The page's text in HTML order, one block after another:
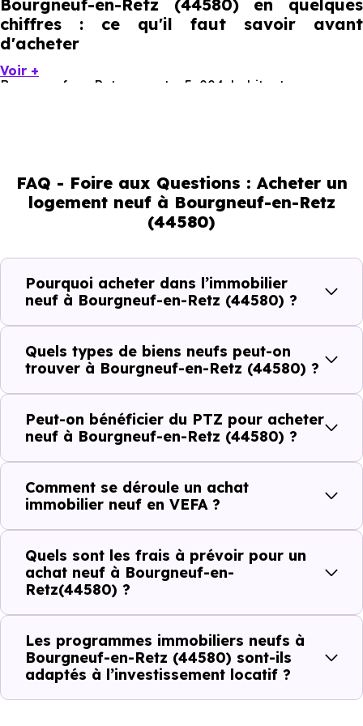
Bourgneuf-en-Retz (44580) en quelques
chiffres : ce qu'il faut savoir avant
d'acheter
Bourgneuf-en-Retz compte 5 004 habitants, avec une
37.85 % d'adultes (dont 70.8 % d'actifs), 30.82 % de
seniors, 13.29 % de jeunes et 18.05 % d'enfants. Un profil
démographique qui renseigne directement sur la
demande locative locale et les typologies de biens les
plus recherchées.
Côté cadre de vie, Bourgneuf-en-Retz (44580) dispose
de 8 commerces, 3 professions médicales et 5
établissements scolaires. Des équipements du quotidien
qui constituent autant d'arguments concrets pour habiter
ou investir dans la commune.
Combien coûte un logement à Bourgneuf-
en-Retz (44580) ?
C'est souvent la première question. Voici les repères de
prix à connaître pour un achat immobilier à Bourgneuf-
en-Retz (44580) :
Prix
minimum
Prix
moyen
Prix
maximum
Voir +
FAQ - Foire aux Questions : Acheter un
logement neuf à Bourgneuf-en-Retz
(44580)
Pourquoi acheter dans l’immobilier
neuf à Bourgneuf-en-Retz (44580) ?
Quels types de biens neufs peut-on
trouver à Bourgneuf-en-Retz (44580) ?
Peut-on bénéficier du PTZ pour acheter
neuf à Bourgneuf-en-Retz (44580) ?
Comment se déroule un achat
immobilier neuf en VEFA ?
Quels sont les frais à prévoir pour un
achat neuf à Bourgneuf-en-
Retz(44580) ?
Les programmes immobiliers neufs à
Bourgneuf-en-Retz (44580) sont-ils
adaptés à l’investissement locatif ?